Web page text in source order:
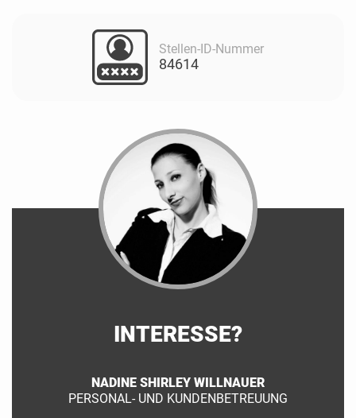
Stellen-ID-Nummer
84614
INTERESSE?
NADINE SHIRLEY WILLNAUER
PERSONAL- UND KUNDENBETREUUNG